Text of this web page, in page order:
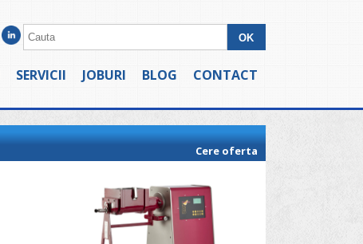
SERVICII JOBURI BLOG CONTACT
Cere oferta